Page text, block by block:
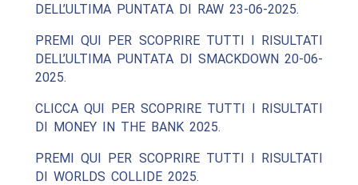
DELL’ULTIMA PUNTATA DI RAW 23-06-2025.
PREMI QUI PER SCOPRIRE TUTTI I RISULTATI
DELL’ULTIMA PUNTATA DI SMACKDOWN 20-06-
2025.
CLICCA QUI PER SCOPRIRE TUTTI I RISULTATI
DI MONEY IN THE BANK 2025.
PREMI QUI PER SCOPRIRE TUTTI I RISULTATI
DI WORLDS COLLIDE 2025.